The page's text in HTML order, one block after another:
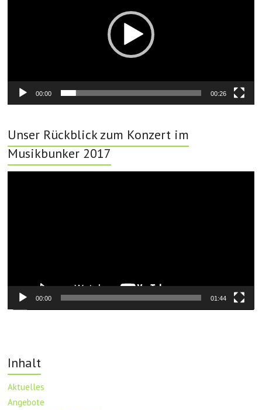
00:00 00:26
Unser Rückblick zum Konzert im
Musikbunker 2017
00:00 01:44
Inhalt
Aktuelles
Angebote